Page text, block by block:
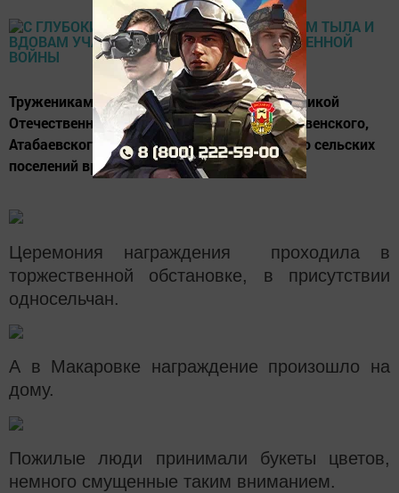
Труженикам тыла и вдовам участников Великой
Отечественной войны Пелевского, Рождественского,
Атабаевского, Макаровского и Нармонского сельских
поселений вручили юбилейные медали.
Церемония награждения проходила в
торжественной обстановке, в присутствии
односельчан.
А в Макаровке награждение произошло на
дому.
Пожилые люди принимали букеты цветов,
немного смущенные таким вниманием.